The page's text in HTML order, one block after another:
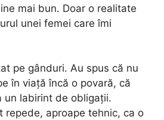
mai bun. Doar o realitate
unei femei care îmi
pe gânduri. Au spus că nu
în viață încă o povară, că
un labirint de obligații.
repede, aproape tehnic, ca o